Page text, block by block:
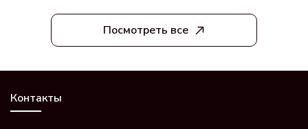
Посмотреть все
Контакты